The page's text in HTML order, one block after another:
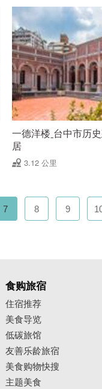
一德洋楼ˍ台中市历
居
3.12 公里
7 8 9
食购旅宿
住宿推荐
美食导览
低碳旅馆
友善乐龄旅宿
美食购物快搜
主题美食